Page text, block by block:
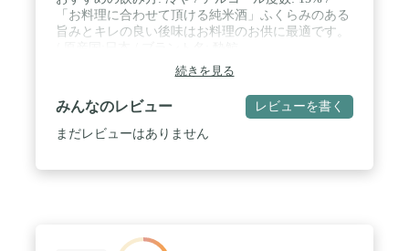
「お料理に合わせて頂ける純米酒」ふくらみのある
旨みとキレの良い後味はお料理のお供に最適です。
続きを見る
みんなのレビュー レビューを書く
まだレビューはありません